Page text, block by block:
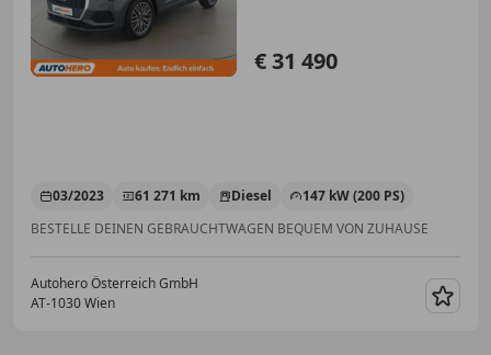
€ 31 490
03/2023 61 271 km Diesel
147 kW (200 PS)
BESTELLE DEINEN GEBRAUCHTWAGEN BEQUEM VON ZUHAUSE
Autohero Österreich GmbH
AT-1030 Wien